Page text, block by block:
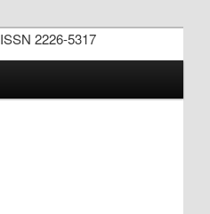
ISSN 2226-5317